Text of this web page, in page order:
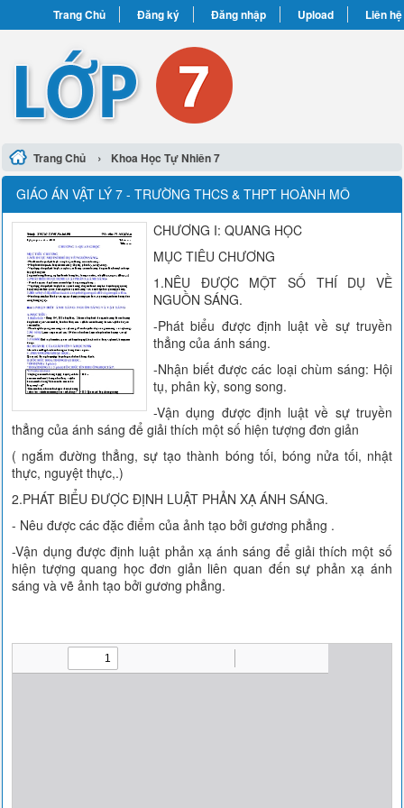
Trang Chủ Đăng ký Đăng nhập Upload Liên hệ
Trang Chủ › Khoa Học Tự Nhiên 7
GIÁO ÁN VẬT LÝ 7 - TRƯỜNG THCS & THPT HOÀNH MÔ
CHƯƠNG I: QUANG HỌC
MỤC TIÊU CHƯƠNG
1.NÊU ĐƯỢC MỘT SỐ THÍ DỤ VỀ
NGUỒN SÁNG.
-Phát biểu được định luật về sự truyền
thẳng của ánh sáng.
-Nhận biết được các loại chùm sáng: Hội
tụ, phân kỳ, song song.
-Vận dụng được định luật về sự truyền
thẳng của ánh sáng để giải thích một số hiện tượng đơn giản
( ngắm đường thẳng, sự tạo thành bóng tối, bóng nửa tối, nhật
thực, nguyệt thực,.)
2.PHÁT BIỂU ĐƯỢC ĐỊNH LUẬT PHẢN XẠ ÁNH SÁNG.
- Nêu được các đặc điểm của ảnh tạo bởi gương phẳng .
-Vận dụng được định luật phản xạ ánh sáng để giải thích một số
hiện tượng quang học đơn giản liên quan đến sự phản xạ ánh
sáng và vẽ ảnh tạo bởi gương phẳng.